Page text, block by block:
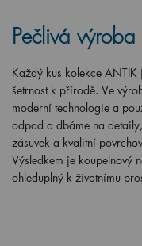
Pečlivá výroba
Každý kus kolekce ANTIK
šetrnost k přírodě. Ve
moderní technologie a
odpad a dbáme na
zásuvek a kvalitní
Výsledkem je koupelnový
ohleduplný k životnímu